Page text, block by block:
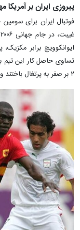
پیروزی ایران بر آمریکا
فوتبال ایران برای
ایوانکوویچ برابر
۲ بر صفر به پرتغال باختند و برابر آنگولا به تساوی یک به یک رسیدند.